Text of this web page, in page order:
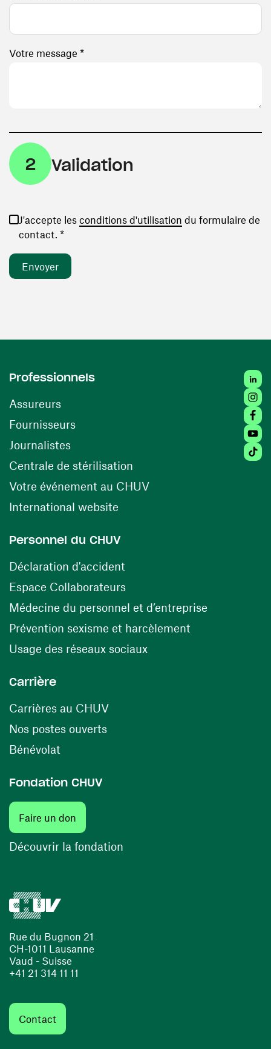
Votre message *
2 Validation
J'accepte les conditions d'utilisation (ouvre une
du formulaire de
contact. *
Rue du Bugnon 21
CH-1011 Lausanne
Vaud - Suisse
+41 21 314 11 11
Contact
Professionnels
Assureurs
Fournisseurs(ouvre une nouvelle fenêtre)
Journalistes
Centrale de stérilisation (ouvre une nouvelle
Votre événement au CHUV(ouvre une nouvelle
International website
Personnel du CHUV
Déclaration d'accident
Espace Collaborateurs(ouvre une nouvelle fenêtre)
Médecine du personnel et d’entreprise
Prévention sexisme et harcèlement
Usage des réseaux sociaux(ouvre une nouvelle
Carrière
Carrières au CHUV(ouvre une nouvelle fenêtre)
Nos postes ouverts(ouvre une nouvelle fenêtre)
Bénévolat
Fondation CHUV
Faire un don
Découvrir la fondation